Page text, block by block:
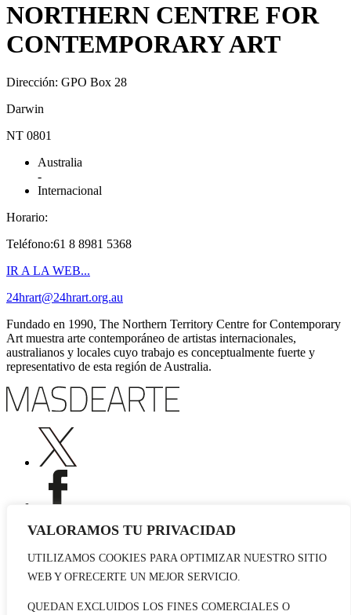
VALORAMOS TU PRIVACIDAD
UTILIZAMOS COOKIES PARA OPTIMIZAR NUESTRO SITIO
WEB Y OFRECERTE UN MEJOR SERVICIO.
QUEDAN EXCLUIDOS LOS FINES COMERCIALES O
NORTHERN CENTRE FOR
CONTEMPORARY ART
Dirección: GPO Box 28
Darwin
NT 0801
Australia
-
Internacional
Horario:
Teléfono:61 8 8981 5368
IR A LA WEB...
24hrart@24hrart.org.au
Fundado en 1990, The Northern Territory Centre for Contemporary
Art muestra arte contemporáneo de artistas internacionales,
australianos y locales cuyo trabajo es conceptualmente fuerte y
representativo de esta región de Australia.
Publicidad
Contacto